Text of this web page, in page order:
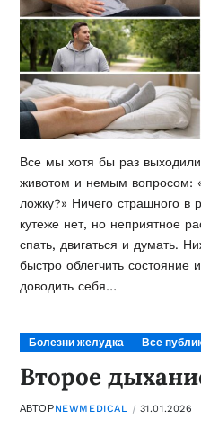
Все мы хотя бы раз
животом и немым вопросом:
ложку?» Ничего страшного в
кутеже нет, но неприятное
спать, двигаться и думать.
быстро облегчить состояние
доводить себя…
Болезни желудка Все
Второе
АВТОРNEWMEDICAL 31.01.2026